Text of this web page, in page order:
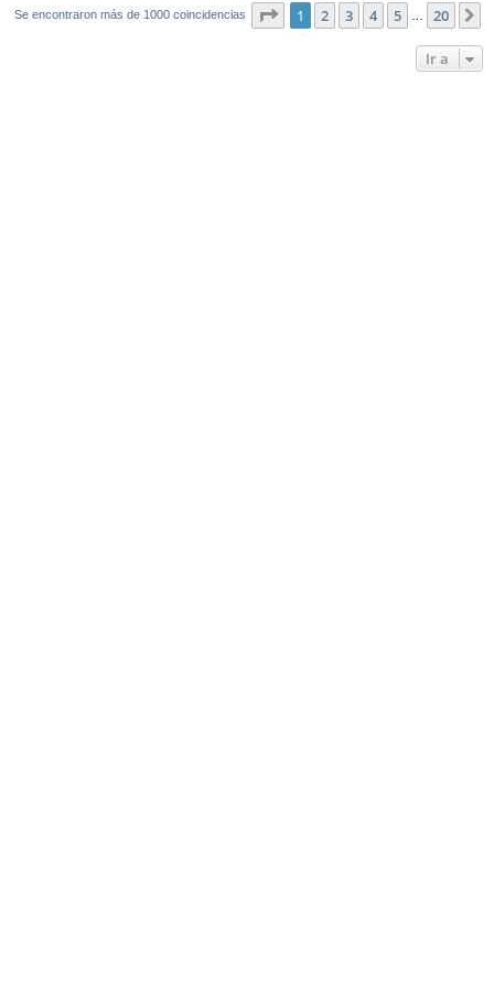
Se encontraron más de 1000 coincidencias Página de 20
1 2 3 4 5 20
Ir a